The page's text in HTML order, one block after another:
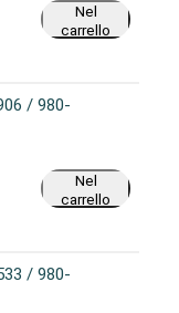
Nel
carrello
/ 980-
Nel
carrello
/ 980-